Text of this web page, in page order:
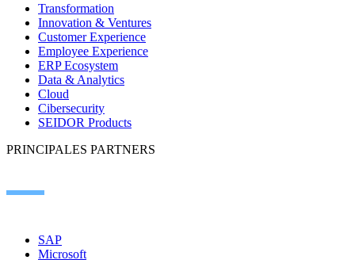
Transformation
Innovation & Ventures
Customer Experience
Employee Experience
ERP Ecosystem
Data & Analytics
Cloud
Cibersecurity
SEIDOR Products
PRINCIPALES PARTNERS
SAP
Microsoft